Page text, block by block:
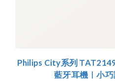
Philips City系列
藍牙耳機｜小